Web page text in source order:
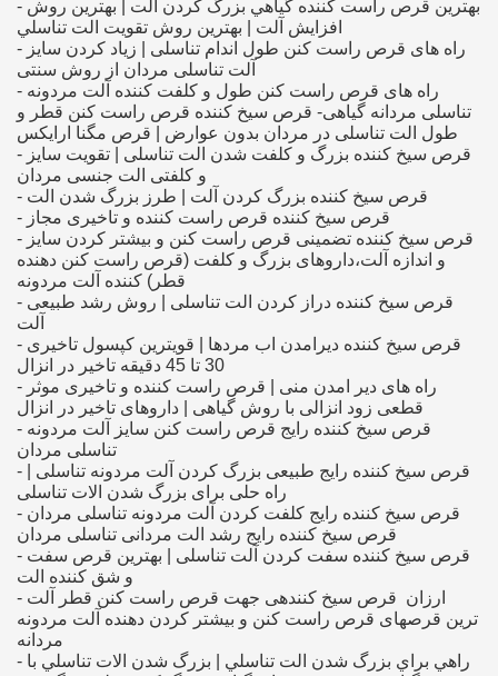
- بهترین قرص راست کننده گياهي بزرگ كردن الت | بهترين روش
افزايش آلت | بهترين روش تقويت الت تناسلي
- راه های قرص راست کنن طول اندام تناسلی | زیاد کردن سایز
آلت تناسلی مردان از روش سنتی
- راه های قرص راست کنن طول و کلفت کننده آلت مردونه
تناسلی مردانه گیاهی- قرص سیخ کننده قرص راست کنن قطر و
طول الت تناسلی در مردان بدون عوارض | قرص مگنا ارایکس
- قرص سیخ کننده بزرگ و کلفت شدن الت تناسلی | تقویت سایز
و كلفتی الت جنسی مردان
- قرص سیخ کننده بزرگ کردن آلت | طرز بزرگ شدن الت
- قرص سیخ کننده قرص راست کننده و تاخیری مجاز
- قرص سیخ کننده تضمینی قرص راست کنن و بیشتر کردن سایز
و اندازه آلت،داروهای بزرگ و کلفت (قرص راست کنن دهنده
قطر) کننده آلت مردونه
- قرص سیخ کننده دراز کردن الت تناسلی | روش رشد طبیعی
آلت
- قرص سیخ کننده دیرامدن اب مردها | قویترین کپسول تاخیری
30 تا 45 دقیقه تاخیر در انزال
- راه های دیر امدن منی | قرص راست کننده و تاخیری موثر
قطعی زود انزالی با روش گیاهی | داروهای تاخیر در انزال
- قرص سیخ کننده رایج قرص راست کنن سایز آلت مردونه
تناسلی مردان
- قرص سیخ کننده رایج طبیعی بزرگ کردن آلت مردونه تناسلی |
راه حلی برای بزرگ شدن الات تناسلی
- قرص سیخ کننده رایج کلفت کردن آلت مردونه تناسلی مردان
قرص سیخ کننده رایج رشد الت مردانی تناسلی مردان
- قرص سیخ کننده سفت کردن آلت تناسلی | بهترین قرص سفت
و شق کننده الت
- قرص سیخ کنندهی جهت ‏قرص راست کنن قطر آلت‎ ‎ ‎ارزان
ترین قرصهای قرص راست کنن و بیشتر کردن دهنده آلت مردونه
مردانه
- راهي براي بزرگ شدن الت تناسلي | بزرگ شدن الات تناسلي با
=> ویگا 50000 طریقه استفاده از اسپری تاخیری ویگا